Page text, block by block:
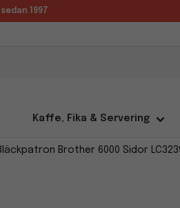
1997
Kaffe, Fika & Servering
Brother 6000 Sidor